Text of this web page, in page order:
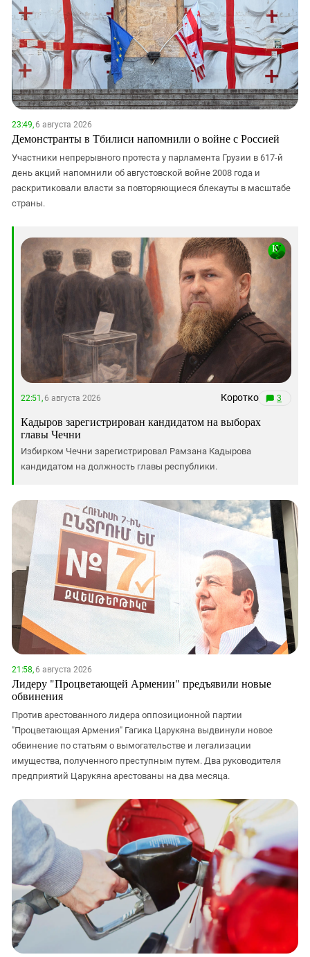
23:49,6 августа 2026
Демонстранты в Тбилиси напомнили о войне с Россией
Участники непрерывного протеста у парламента Грузии в 617-й
день акций напомнили об августовской войне 2008 года и
раскритиковали власти за повторяющиеся блекауты в масштабе
страны.
22:51,6 августа 2026 3
Коротко
Кадыров зарегистрирован кандидатом на выборах
главы Чечни
Избирком Чечни зарегистрировал Рамзана Кадырова
кандидатом на должность главы республики.
21:58,6 августа 2026
Лидеру "Процветающей Армении" предъявили новые
обвинения
Против арестованного лидера оппозиционной партии
"Процветающая Армения" Гагика Царукяна выдвинули новое
обвинение по статьям о вымогательстве и легализации
имущества, полученного преступным путем. Два руководителя
предприятий Царукяна арестованы на два месяца.